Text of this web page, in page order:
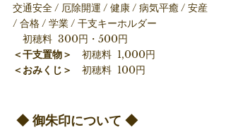
交通安全 / 厄除開運 / 健康 / 病気平癒 / 安産
/ 合格 / 学業 / 干支キーホルダー
初穂料  300円・500円
＜干支置物＞ 初穂料  1,000円
＜おみくじ＞
初穂料  100円
◆ 御朱印について ◆